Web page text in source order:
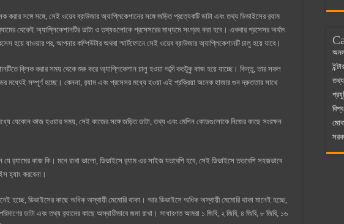
সঙ্গে সঙ্গে, সেই ওয়েব ব্রাউজার অ্যাপ্লিকেশানের সঙ্গে জড়িত প্রত্যেকটি ডাটা এবং তথ্য ডিভাইসের র‍্যাম
থেকেই অ্যাপ্লিকেশানটির ডাটা ও তথ্যগুলোকে প্রসেসরের মাধ্যমে সংগ্রহ করা হবে। একবার প্রসেসর অর্থাৎ
হয়ে যাওয়ার পর, আপনার কম্পিউটার অথবা স্মার্টফোনে সেই ওয়েব ব্রাউজার অ্যাপ্লিকেশানটি চালু হয়ে যাবে।
ক্লিক করার সময় থেকে শুরু করে অ্যাপ্লিকেশান চালু হওয়া অব্দি কতটুকু কাজ হয়ে যাচ্ছে। কিন্তু, তার সকল
মধ্যেই সম্পূর্ণ হচ্ছে। কেননা, র‍্যাম এবং প্রসেসর মধ্যে হওয়া এই প্রক্রিয়া অনেক হাজার গুন দ্রুততার সাথে
যেকোন কাজ হওয়ার সময়, সেই কাজের সঙ্গে জড়িত ডাটা, তথ্য এবং মেশিন কোডগুলোকে নিজের কাছে সংরক্ষন
র‍্যামের কাজ কি। মনে রাখা ভালো, ডিভাইসে র‍্যাম এর সাইজ যতবেশি হবে, সেই ডিভাইসে ততবেশি সহজভাবে
হ্যাং করবেনা।
হচ্ছে, ডিভাইসের কাছে অধিক অস্থায়ী মেমোরি থাকা। আর ডিভাইসে অধিক অস্থায়ী মেমোরি থাকা মানেই হচ্ছে,
ডাটা এবং তথ্য র‍্যামের কাছে অস্থায়ীভাবে জমা রাখা। সাধারণত আমরা ১ জিবি, ২ জিবি, ৪ জিবি, ৮ জিবি, ১৬
তথ্য
বিশ্ব